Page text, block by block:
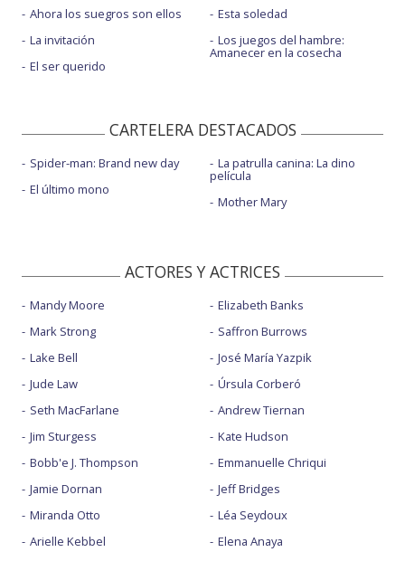
Ahora los suegros son ellos
La invitación
El ser querido
Esta soledad
Los juegos del hambre:
Amanecer en la cosecha
CARTELERA DESTACADOS
Spider-man: Brand new day
El último mono
La patrulla canina: La dino
película
Mother Mary
ACTORES Y ACTRICES
Mandy Moore
Mark Strong
Lake Bell
Jude Law
Seth MacFarlane
Jim Sturgess
Bobb'e J. Thompson
Jamie Dornan
Miranda Otto
Arielle Kebbel
Elizabeth Banks
Saffron Burrows
José María Yazpik
Úrsula Corberó
Andrew Tiernan
Kate Hudson
Emmanuelle Chriqui
Jeff Bridges
Léa Seydoux
Elena Anaya